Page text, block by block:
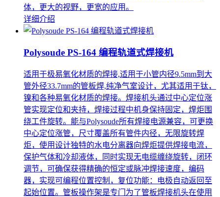
体，更大的视野，更宽的应用。
详细介绍
Polysoude PS-164 编程轨道式焊接机
适用于极易氧化材质的焊接,适用于小管内径9.5mm到大
管外径33.7mm的管板焊,纯净气室设计，尤其适用于钛，
镍和各种易氧化材质的焊接。焊接机头通过中心定位涨
管实现定位和夹持，焊接过程中机身保持固定，焊炬围
绕工件旋转。能与Polysoude所有焊接电源兼容，可更换
中心定位涨管，尺寸覆盖所有管件内径，无限旋转焊
炬，使用设计独特的水电分离器向焊炬提供焊接电流，
保护气体和冷却液体，同时实现无电缆缠绕旋转，闭环
调节，可确保获得精确的恒定或脉冲焊接速度，编码
器，实现可编程位置控制，复位功能：电极自动返回至
起始位置。管板操作架是专门为了管板焊接机头在使用